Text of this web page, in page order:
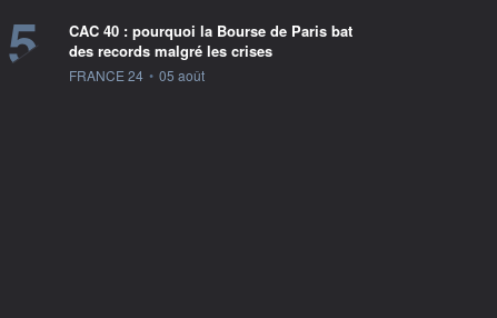
5
CAC 40 : pourquoi la Bourse de Paris bat
des records malgré les crises
information fournie par
FRANCE 24 • 05 août